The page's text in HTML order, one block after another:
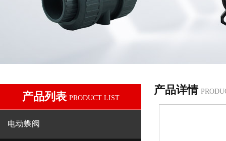
产品列表 PRODUCT LIST
电动蝶阀
产品详情